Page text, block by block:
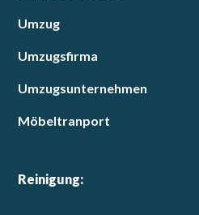
Umzug
Umzugsfirma
Umzugsunternehmen
Möbeltranport
Reinigung: